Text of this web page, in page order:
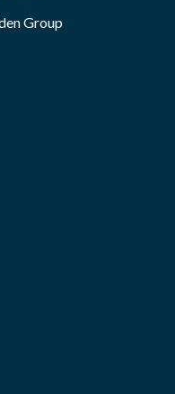
Group